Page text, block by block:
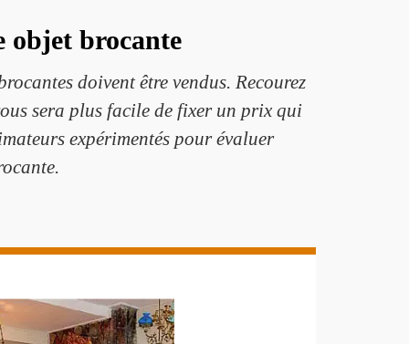
objet brocante
doivent être vendus. Recourez
sera plus facile de fixer un prix qui
expérimentés pour évaluer